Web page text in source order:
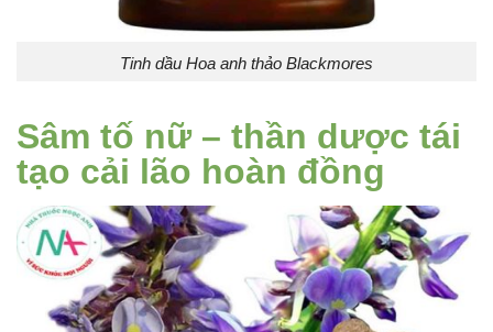
Tinh dầu Hoa anh thảo Blackmores
Sâm tố nữ– thần dược tái
tạo cải lão hoàn đồng